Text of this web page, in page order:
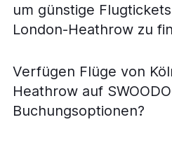
Flüge von Nürnberg nach
Flüge von Nürnberg nach
um günstige
London-Heathrow zu
Verfügen Flüge von
Heathrow auf
Buchungsoptionen?